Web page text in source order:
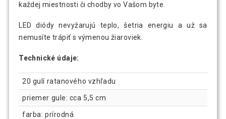
každej miestnosti či chodby vo Vašom byte.
LED diódy nevyžarujú teplo, šetria energiu a už sa
nemusíte trápiť s výmenou žiaroviek.
Technické údaje:
20 gulí ratanového vzhľadu
priemer gule: cca 5,5 cm
farba: prírodná